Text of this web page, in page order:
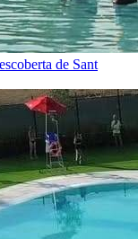
de Sant